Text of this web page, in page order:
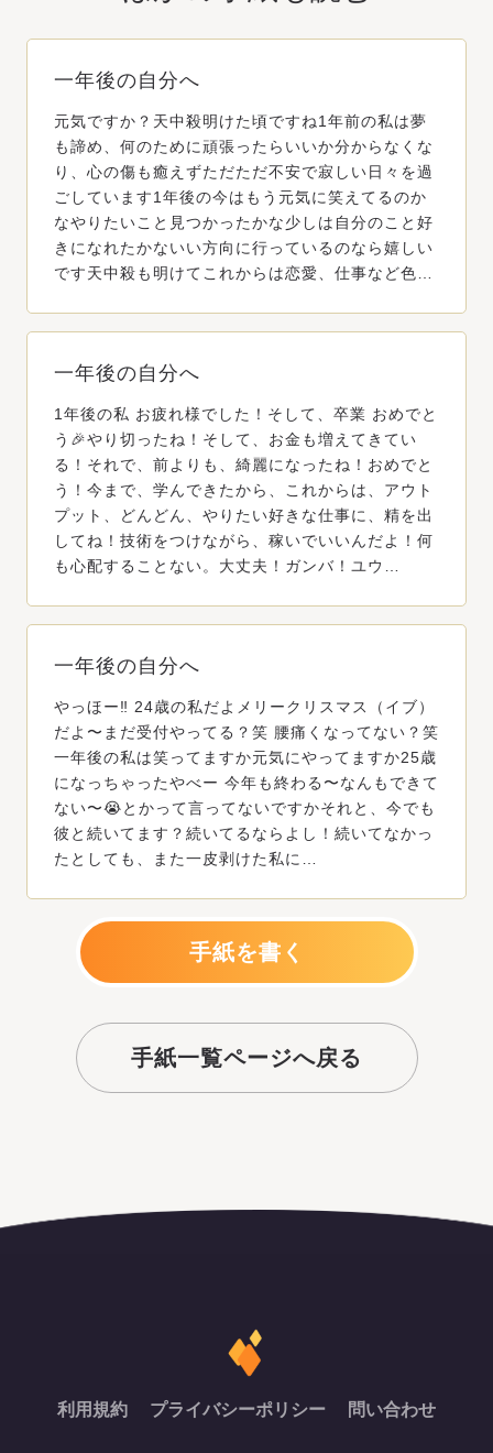
一年後の自分へ
元気ですか？天中殺明けた頃ですね1年前の私は夢
も諦め、何のために頑張ったらいいか分からなくな
り、心の傷も癒えずただただ不安で寂しい日々を過
ごしています1年後の今はもう元気に笑えてるのか
なやりたいこと見つかったかな少しは自分のこと好
きになれたかないい方向に行っているのなら嬉しい
です天中殺も明けてこれからは恋愛、仕事など色…
一年後の自分へ
1年後の私 お疲れ様でした！そして、卒業 おめでと
う🎉やり切ったね！そして、お金も増えてきてい
る！それで、前よりも、綺麗になったね！おめでと
う！今まで、学んできたから、これからは、アウト
プット、どんどん、やりたい好きな仕事に、精を出
してね！技術をつけながら、稼いでいいんだよ！何
も心配することない。大丈夫！ガンバ！ユウ…
一年後の自分へ
やっほー‼️ 24歳の私だよメリークリスマス（イブ）
だよ〜まだ受付やってる？笑 腰痛くなってない？笑
一年後の私は笑ってますか元気にやってますか25歳
になっちゃったやべー 今年も終わる〜なんもできて
ない〜😭とかって言ってないですかそれと、今でも
彼と続いてます？続いてるならよし！続いてなかっ
たとしても、また一皮剥けた私に…
手紙を書く
手紙一覧ページへ戻る
利用規約 プライバシーポリシー 問い合わせ